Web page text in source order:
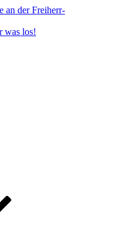
an der Freiherr-
was los!